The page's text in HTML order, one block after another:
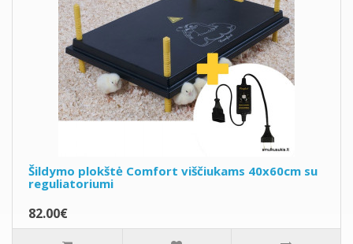
Šildymo plokštė Comfort viščiukams 40x60cm su
reguliatoriumi
82.00€